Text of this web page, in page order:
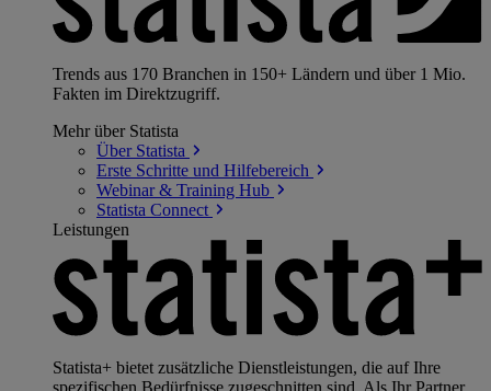
Trends aus 170 Branchen in 150+ Ländern und über 1 Mio.
Fakten im Direktzugriff.
Mehr über Statista
Über Statista
Erste Schritte und Hilfebereich
Webinar & Training Hub
Statista Connect
Leistungen
Statista+ bietet zusätzliche Dienstleistungen, die auf Ihre
spezifischen Bedürfnisse zugeschnitten sind. Als Ihr Partner